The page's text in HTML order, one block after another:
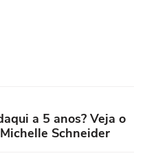
a 5 anos? Veja o
Schneider